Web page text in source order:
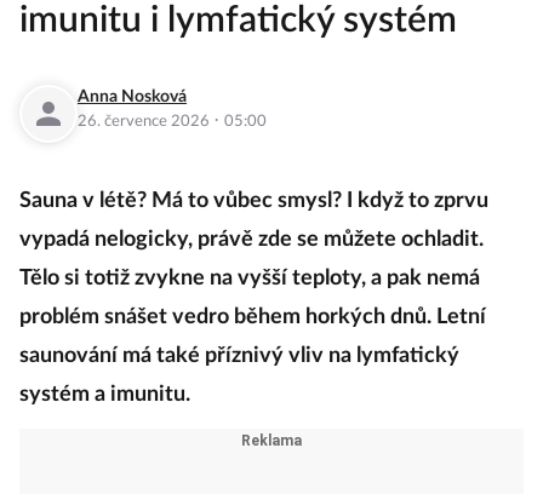
imunitu i lymfatický systém
Anna Nosková
26. července 2026 · 05:00
Sauna v létě? Má to vůbec smysl? I když to zprvu
vypadá nelogicky, právě zde se můžete ochladit.
Tělo si totiž zvykne na vyšší teploty, a pak nemá
problém snášet vedro během horkých dnů. Letní
saunování má také příznivý vliv na lymfatický
systém a imunitu.